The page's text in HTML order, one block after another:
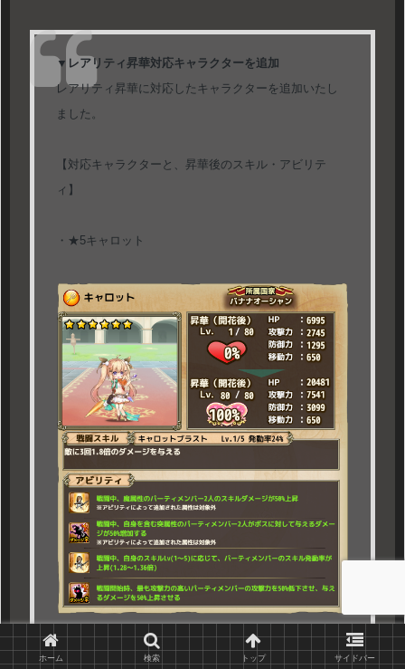
▼レアリティ昇華対応キャラクターを追加
レアリティ昇華に対応したキャラクターを追加いたし
ました。
【対応キャラクターと、昇華後のスキル・アビリテ
ィ】
・★5キャロット
・★ソリダゴ
ホーム 検索 トップ サイドバー